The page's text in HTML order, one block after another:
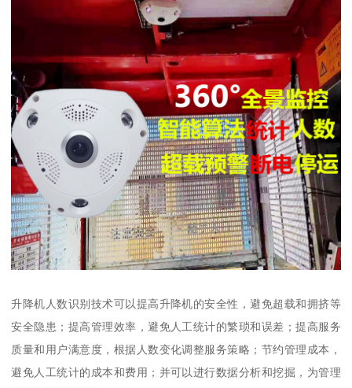
升降机人数识别技术可以提高升降机的安全性，避免超载和拥挤等
安全隐患；提高管理效率，避免人工统计的繁琐和误差；提高服务
质量和用户满意度，根据人数变化调整服务策略；节约管理成本，
避免人工统计的成本和费用；并可以进行数据分析和挖掘，为管理